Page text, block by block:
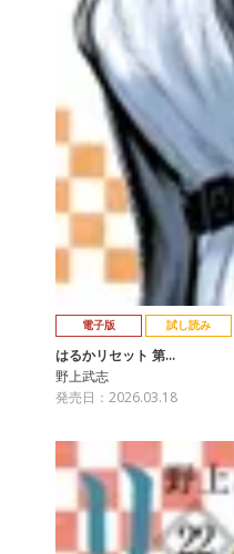
電子版 試し読み
はるかリセット 第…
野上武志
発売日：2026.03.18